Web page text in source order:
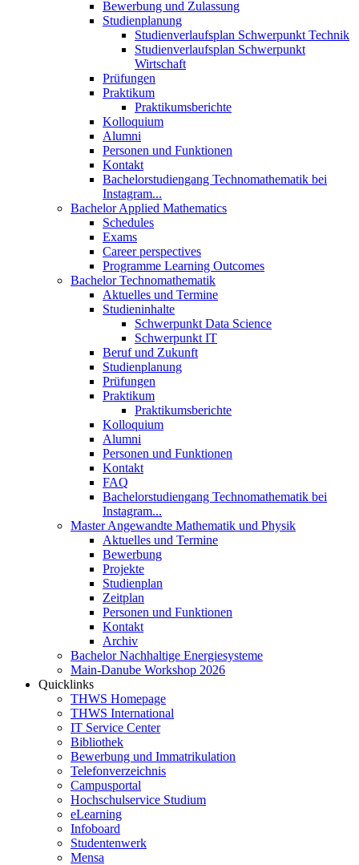
Bewerbung und Zulassung
Studienplanung
Studienverlaufsplan Schwerpunkt Technik
Studienverlaufsplan Schwerpunkt
Wirtschaft
Prüfungen
Praktikum
Praktikumsberichte
Kolloquium
Alumni
Personen und Funktionen
Kontakt
Bachelorstudiengang Technomathematik bei
Instagram...
Bachelor Applied Mathematics
Schedules
Exams
Career perspectives
Programme Learning Outcomes
Bachelor Technomathematik
Aktuelles und Termine
Studieninhalte
Schwerpunkt Data Science
Schwerpunkt IT
Beruf und Zukunft
Studienplanung
Prüfungen
Praktikum
Praktikumsberichte
Kolloquium
Alumni
Personen und Funktionen
Kontakt
FAQ
Bachelorstudiengang Technomathematik bei
Instagram...
Master Angewandte Mathematik und Physik
Aktuelles und Termine
Bewerbung
Projekte
Studienplan
Zeitplan
Personen und Funktionen
Kontakt
Archiv
Bachelor Nachhaltige Energiesysteme
Main-Danube Workshop 2026
Quicklinks
THWS Homepage
THWS International
IT Service Center
Bibliothek
Bewerbung und Immatrikulation
Telefonverzeichnis
Campusportal
Hochschulservice Studium
eLearning
Infoboard
Studentenwerk
Mensa